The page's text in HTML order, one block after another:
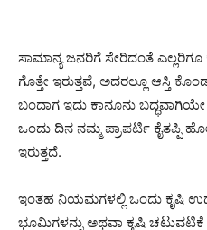
ಸಾಮಾನ್ಯ ಜನರಿಗೆ ಸೇರಿದಂತೆ
ಗೊತ್ತೇ ಇರುತ್ತವೆ, ಅದರಲ್ಲೂ ಆಸ್ತಿ
ಬಂದಾಗ ಇದು ಕಾನೂನು
ಒಂದು ದಿನ ನಮ್ಮ ಪ್ರಾಪರ್ಟಿ ಕೈತಪ್ಪಿ
ಇರುತ್ತದೆ.
ಇಂತಹ ನಿಯಮಗಳಲ್ಲಿ ಒಂದು ಕೃಷಿ
ಭೂಮಿಗಳನ್ನು ಅಥವಾ ಕೃಷಿ ಚಟುವಟಿಕೆ